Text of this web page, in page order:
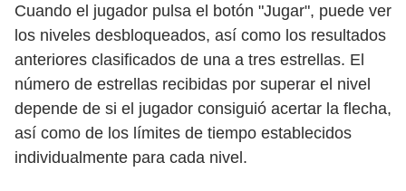
Cuando el jugador pulsa el botón "Jugar", puede ver
los niveles desbloqueados, así como los resultados
anteriores clasificados de una a tres estrellas. El
número de estrellas recibidas por superar el nivel
depende de si el jugador consiguió acertar la flecha,
así como de los límites de tiempo establecidos
individualmente para cada nivel.